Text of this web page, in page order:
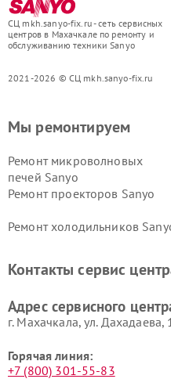
СЦ mkh.sanyo-fix.ru - сеть сервисных
центров в Махачкале по ремонту и
обслуживанию техники Sanyo
2021-2026 © СЦ mkh.sanyo-fix.ru
Мы ремонтируем
Ремонт микроволновых
печей Sanyo
Ремонт проекторов Sanyo
Ремонт холодильников
Контакты сервис
Адрес сервисного
г. Махачкала, ул. Дахадаева,
Горячая линия:
+7 (800) 301-55-83